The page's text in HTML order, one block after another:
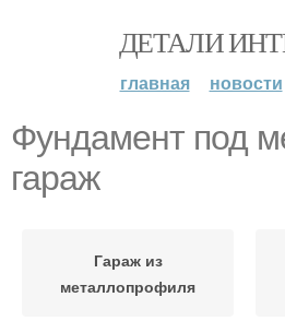
ДЕТАЛИ
главная новости
Фундамент под
гараж
Гараж из
металлопрофиля